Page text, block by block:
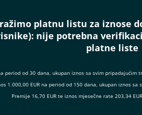
platnu listu za iznose
nije potrebna
platne liste
period od 30 dana, ukupan iznos sa svim
1.000,00 EUR na period od 150 dana, ukupan iznos
Premije 16,70 EUR te iznos mjesečne rate 203,34